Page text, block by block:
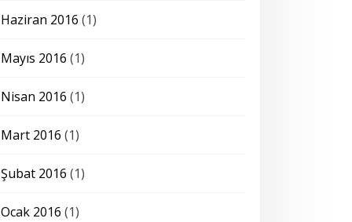
Haziran 2016 (1)
Mayıs 2016 (1)
Nisan 2016 (1)
Mart 2016 (1)
Şubat 2016 (1)
Ocak 2016 (1)